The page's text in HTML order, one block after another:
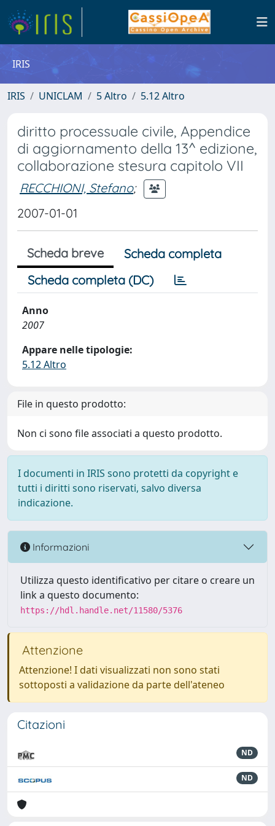
IRIS
IRIS UNICLAM 5 Altro 5.12 Altro
diritto processuale civile, Appendice
di aggiornamento della 13^ edizione,
collaborazione stesura capitolo VII
RECCHIONI, Stefano;
2007-01-01
Scheda breve
Scheda completa
Scheda completa (DC)
Anno
2007
Appare nelle tipologie:
5.12 Altro
File in questo prodotto:
Non ci sono file associati a questo prodotto.
I documenti in IRIS sono protetti da copyright e
tutti i diritti sono riservati, salvo diversa
indicazione.
Informazioni
Utilizza questo identificativo per citare o creare un
link a questo documento:
https://hdl.handle.net/11580/5376
Attenzione
Attenzione! I dati visualizzati non sono stati
sottoposti a validazione da parte dell'ateneo
Citazioni
ND
ND